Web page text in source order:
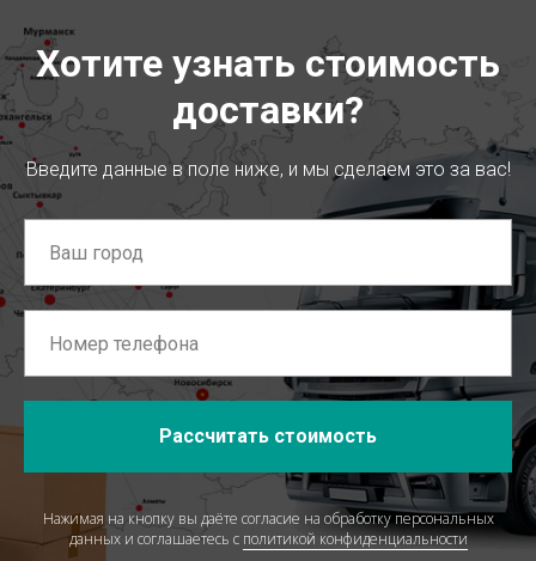
Хотите узнать стоимость
доставки?
Введите данные в поле ниже, и мы сделаем это за вас!
Рассчитать стоимость
Нажимая на кнопку вы даёте согласие на обработку персональных
данных и соглашаетесь c политикой конфиденциальности